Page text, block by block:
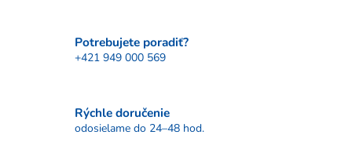
Potrebujete poradiť?
+421 949 000 569
Rýchle doručenie
odosielame do 24–48 hod.